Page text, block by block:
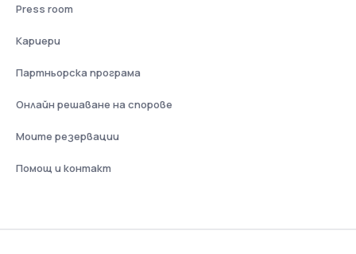
Press room
Кариери
Партньорска програма
Онлайн решаване на спорове
Моите резервации
Помощ и контакт